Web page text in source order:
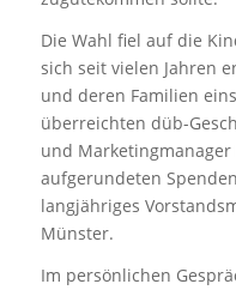
Die Wahl fiel auf die
sich seit vielen Jahren
und deren Familien
überreichten düb-
und
aufgerundeten
langjähriges
Münster.
Im persönlichen